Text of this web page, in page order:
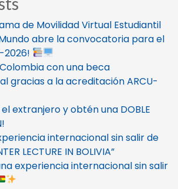
de Movilidad Virtual Estudiantil
abre la convocatoria para el
2026!
Colombia con una beca
gracias a la acreditación ARCU-
el extranjero y obtén una DOBLE
internacional sin salir de
LECTURE IN BOLIVIA”
experiencia internacional sin salir